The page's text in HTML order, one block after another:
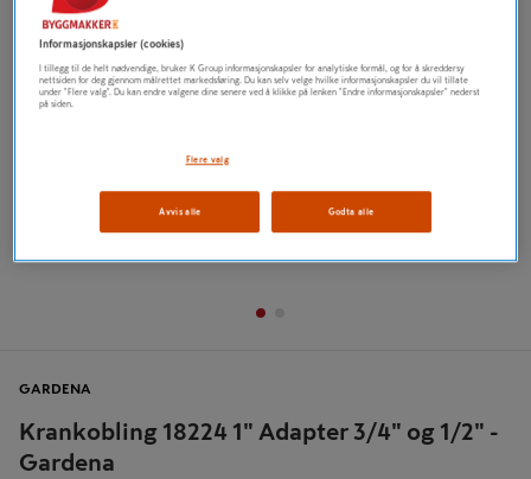
Tidligere
Krankobling 18224 1" Adapter 3/4" og 1/2" -
Gardena
GARDENA
Informasjonskapsler (cookies)
I tillegg til de helt nødvendige, bruker K Group informasjonskapsler for analytiske formål, og for å skreddersy
nettsiden for deg gjennom målrettet markedsføring. Du kan selv velge hvilke informasjonskapsler du vil tillate
under "Flere valg". Du kan endre valgene dine senere ved å klikke på lenken "Endre informasjonskapsler" nederst
på siden.
Flere valg
Avvis alle Godta alle